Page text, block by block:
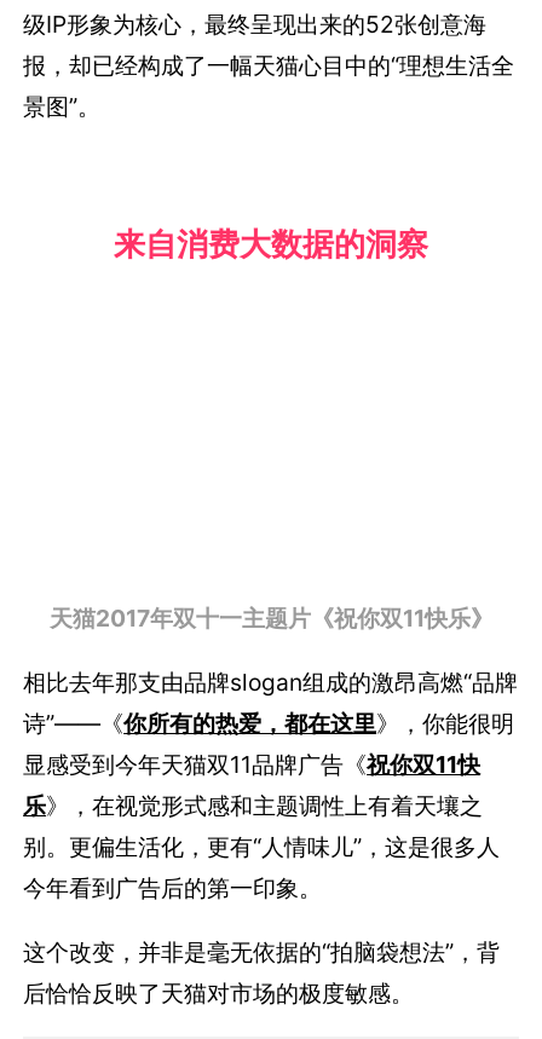
级IP形象为核心，最终呈现出来的52张创意海
报，却已经构成了一幅天猫心目中的“理想生活全
景图”。
来自消费大数据的洞察
天猫2017年双十一主题片《祝你双11快乐》
相比去年那支由品牌slogan组成的激昂高燃“品牌
诗”——《你所有的热爱，都在这里》，你能很明
显感受到今年天猫双11品牌广告《祝你双11快
乐》，在视觉形式感和主题调性上有着天壤之
别。更偏生活化，更有“人情味儿”，这是很多人
今年看到广告后的第一印象。
这个改变，并非是毫无依据的“拍脑袋想法”，背
后恰恰反映了天猫对市场的极度敏感。